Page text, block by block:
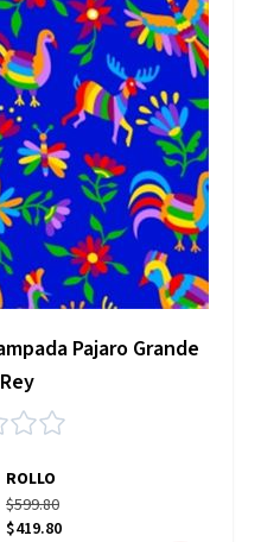
Pajaro Grande
ROLLO
$599.80
$419.80